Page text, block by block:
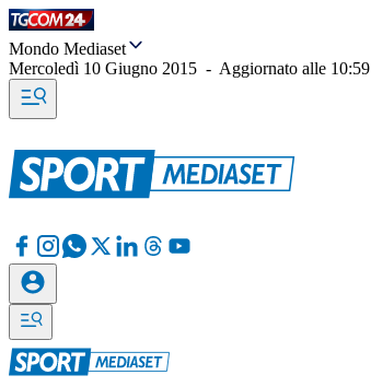
Mondo Mediaset
Mercoledì 10 Giugno 2015 - Aggiornato alle 10:59